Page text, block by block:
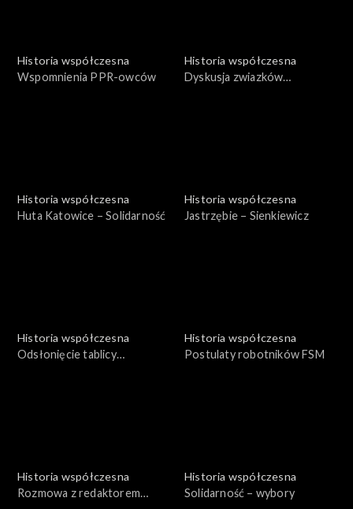
Historia współczesna
Wspomnienia PPR-owców
Historia współczesna
Dyskusja zwiazków
Historia współczesna
Huta Katowice – Solidarność
Historia współczesna
Jastrzębie – Sienkiewicz
Historia współczesna
Odsłonięcie tablicy
Historia współczesna
Postulaty robotników FSM
Historia współczesna
Rozmowa z redaktorem
Historia współczesna
Solidarność – wybory